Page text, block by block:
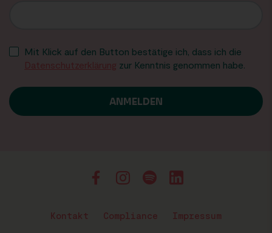
Mit Klick auf den Button bestätige ich, dass ich die
Datenschutzerklärung zur Kenntnis genommen habe.
Kontakt Compliance Impressum